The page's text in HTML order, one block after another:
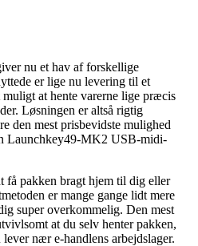
nu et hav af forskellige
er lige nu levering til et
at hente varerne lige præcis
Løsningen er altså rigtig
den mest prisbevidste mulighed
Launchkey49-MK2 USB-midi-
få pakken bragt hjem til dig eller
er mange gange lidt mere
super overkommelig. Den mest
at du selv henter pakken,
nær e-handlens arbejdslager.